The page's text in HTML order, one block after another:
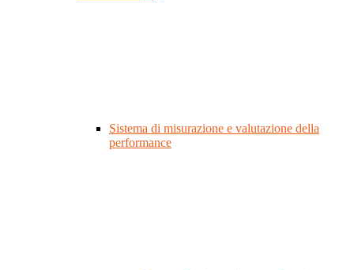
Sistema di misurazione e valutazione della
performance